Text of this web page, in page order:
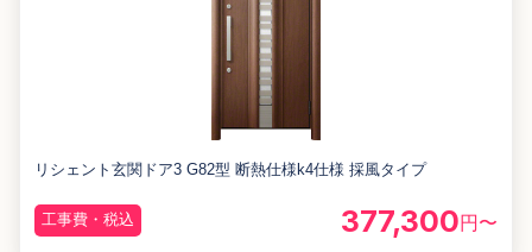
リシェント玄関ドア3 G82型 断熱仕様k4仕様 採風タイプ
工事費・税込 377,300円〜